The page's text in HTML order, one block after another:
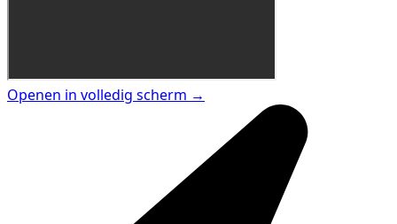
Openen in volledig scherm →